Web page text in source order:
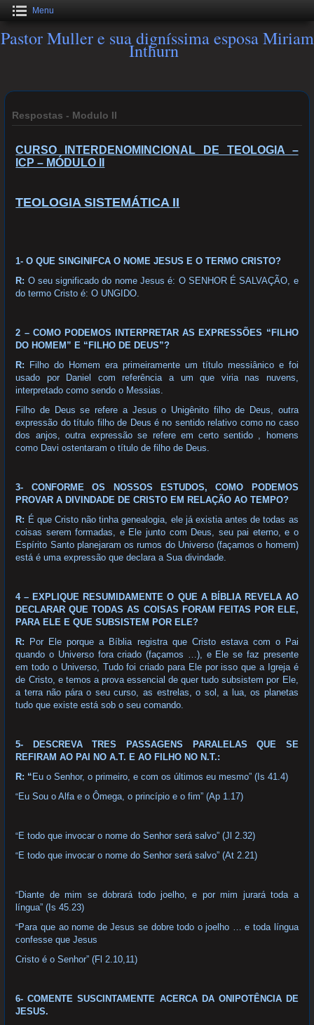
Menu
Pastor Muller e sua digníssima esposa Miriam
Inthurn
Respostas - Modulo II
CURSO INTERDENOMINCIONAL DE TEOLOGIA –
ICP – MÓDULO II
TEOLOGIA SISTEMÁTICA II
1- O QUE SINGINIFCA O NOME JESUS E O TERMO CRISTO?
R: O seu significado do nome Jesus é: O SENHOR É SALVAÇÃO, e
do termo Cristo é: O UNGIDO.
2 – COMO PODEMOS INTERPRETAR AS EXPRESSÕES “FILHO
DO HOMEM” E “FILHO DE DEUS”?
R:
Filho do Homem era primeiramente um título messiânico e foi
usado por Daniel com referência a um que viria nas nuvens,
interpretado como sendo o Messias.
Filho de Deus se refere a Jesus o Unigênito filho de Deus, outra
expressão do título filho de Deus é no sentido relativo como no caso
dos anjos, outra expressão se refere em certo sentido , homens
como Davi ostentaram o título de filho de Deus.
3- CONFORME OS NOSSOS ESTUDOS, COMO PODEMOS
PROVAR A DIVINDADE DE CRISTO EM RELAÇÃO AO TEMPO?
R: É que Cristo não tinha genealogia, ele já existia antes de todas as
coisas serem formadas, e Ele junto com Deus, seu pai eterno, e o
Espírito Santo planejaram os rumos do Universo (façamos o homem)
está é uma expressão que declara a Sua divindade.
4 – EXPLIQUE RESUMIDAMENTE O QUE A BÍBLIA REVELA AO
DECLARAR QUE TODAS AS COISAS FORAM FEITAS POR ELE,
PARA ELE E QUE SUBSISTEM POR ELE?
R:
Por Ele porque a Bíblia registra que Cristo estava com o Pai
quando o Universo fora criado (façamos …), e Ele se faz presente
em todo o Universo, Tudo foi criado para Ele por isso que a Igreja é
de Cristo, e temos a prova essencial de quer tudo subsistem por Ele,
a terra não pára o seu curso, as estrelas, o sol, a lua, os planetas
tudo que existe está sob o seu comando.
5- DESCREVA TRES PASSAGENS PARALELAS QUE SE
REFIRAM AO PAI NO A.T. E AO FILHO NO N.T.:
R: “ Eu o Senhor, o primeiro, e com os últimos eu mesmo” (Is 41.4)
“Eu Sou o Alfa e o Ômega, o princípio e o fim” (Ap 1.17)
“E todo que invocar o nome do Senhor será salvo” (Jl 2.32)
“E todo que invocar o nome do Senhor será salvo” (At 2.21)
“Diante de mim se dobrará todo joelho, e por mim jurará toda a
língua” (Is 45.23)
“Para que ao nome de Jesus se dobre todo o joelho … e toda língua
confesse que Jesus
Cristo é o Senhor” (Fl 2.10,11)
6- COMENTE SUSCINTAMENTE ACERCA DA ONIPOTÊNCIA DE
JESUS.